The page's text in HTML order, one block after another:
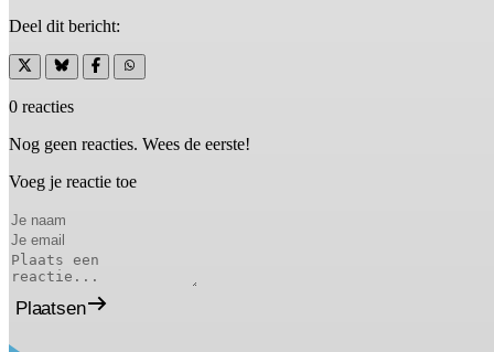
Deel dit bericht:
0 reacties
Nog geen reacties. Wees de eerste!
Voeg je reactie toe
Plaatsen